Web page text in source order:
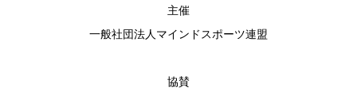
主催
一般社団法人マインドスポーツ連盟
協賛